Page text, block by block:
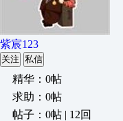
紫宸123
关注 私信
精华：0帖
求助：0帖
帖子：0帖 | 12回